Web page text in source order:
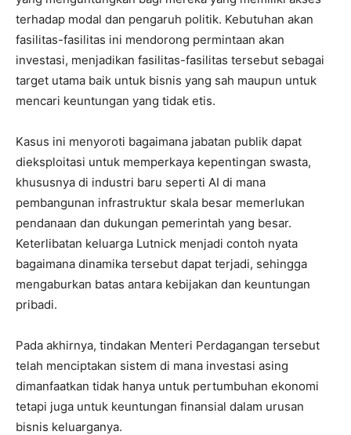
terhadap modal dan pengaruh politik. Kebutuhan akan
fasilitas-fasilitas ini mendorong permintaan akan
investasi, menjadikan fasilitas-fasilitas tersebut sebagai
target utama baik untuk bisnis yang sah maupun untuk
mencari keuntungan yang tidak etis.
Kasus ini menyoroti bagaimana jabatan publik dapat
dieksploitasi untuk memperkaya kepentingan swasta,
khususnya di industri baru seperti AI di mana
pembangunan infrastruktur skala besar memerlukan
pendanaan dan dukungan pemerintah yang besar.
Keterlibatan keluarga Lutnick menjadi contoh nyata
bagaimana dinamika tersebut dapat terjadi, sehingga
mengaburkan batas antara kebijakan dan keuntungan
pribadi.
Pada akhirnya, tindakan Menteri Perdagangan tersebut
telah menciptakan sistem di mana investasi asing
dimanfaatkan tidak hanya untuk pertumbuhan ekonomi
tetapi juga untuk keuntungan finansial dalam urusan
bisnis keluarganya.